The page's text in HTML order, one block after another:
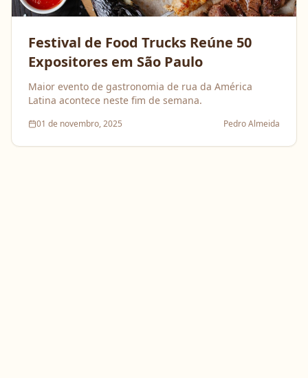
Festival de Food Trucks Reúne 50
Expositores em São Paulo
Maior evento de gastronomia de rua da América
Latina acontece neste fim de semana.
01 de novembro, 2025 Pedro Almeida